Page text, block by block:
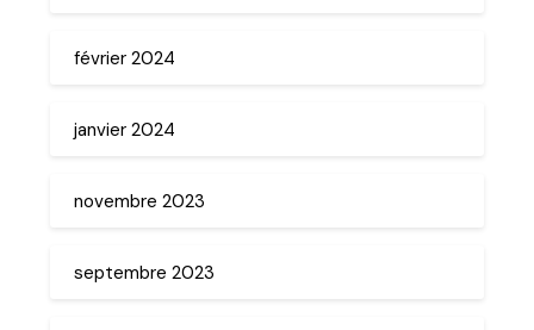
février 2024
janvier 2024
novembre 2023
septembre 2023